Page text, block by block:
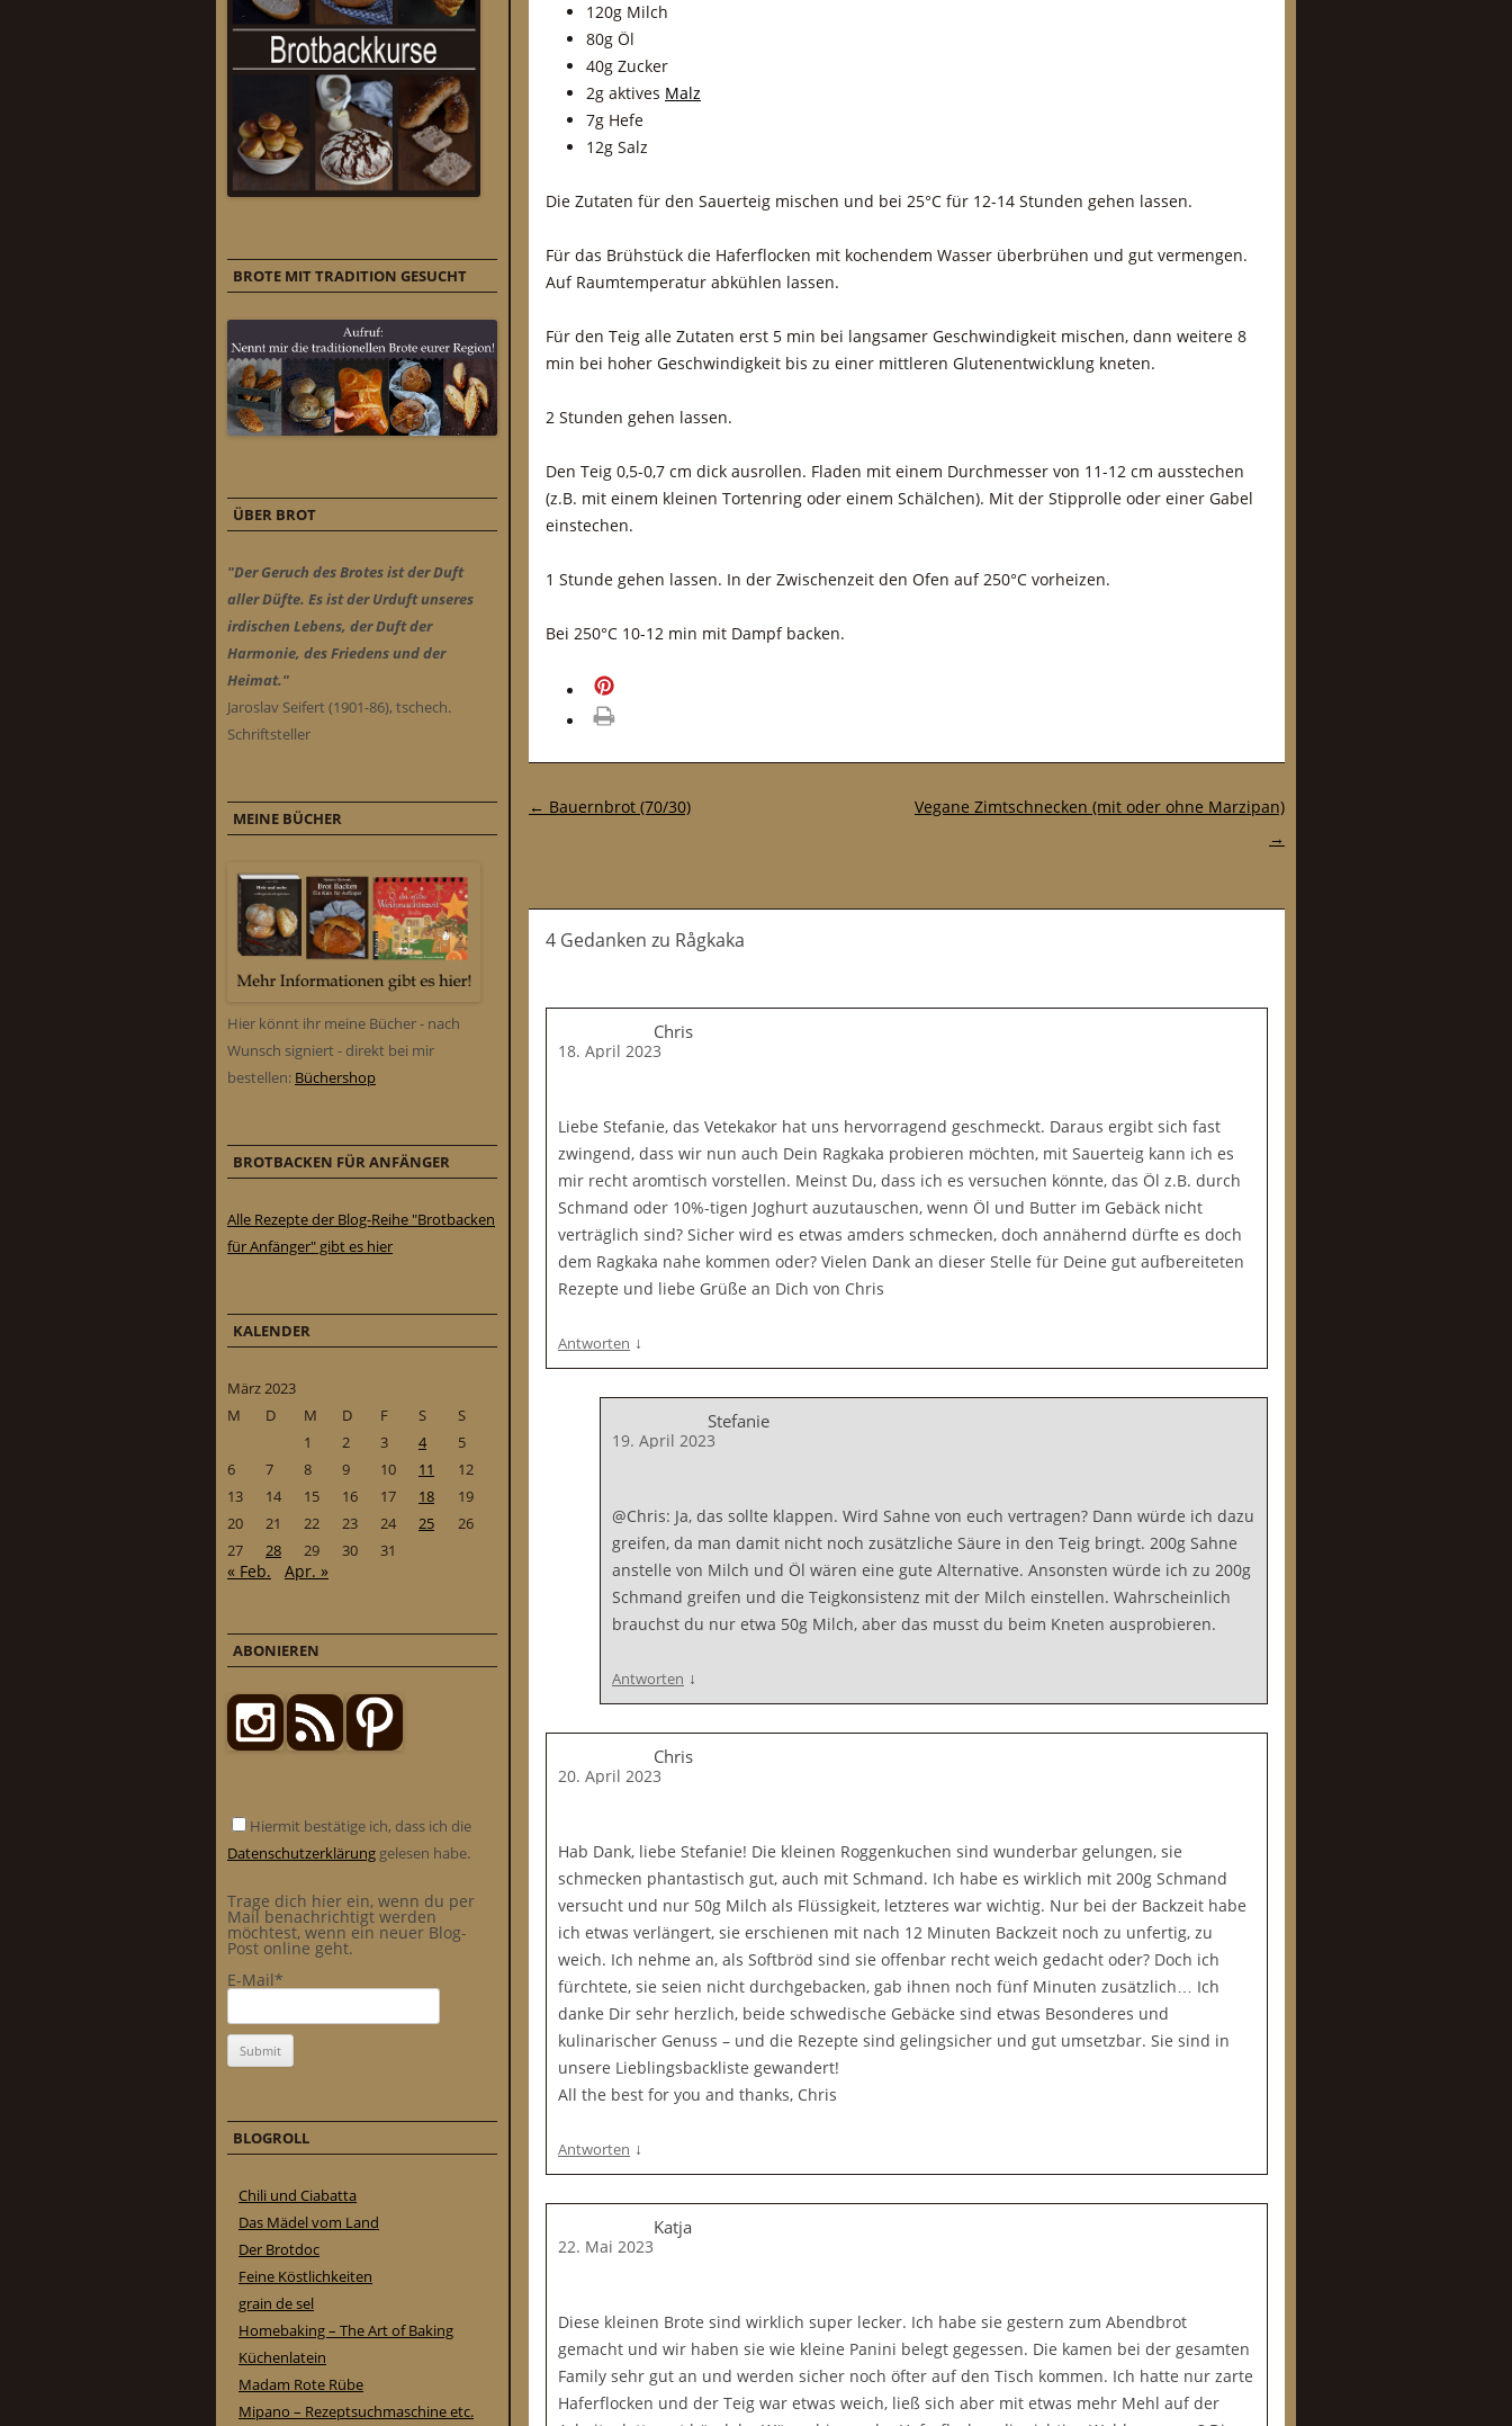
120g Milch
80g Öl
40g Zucker
2g aktives Malz
7g Hefe
12g Salz
Die Zutaten für den Sauerteig mischen und bei 25°C für 12-14 Stunden gehen lassen.
Für das Brühstück die Haferflocken mit kochendem Wasser überbrühen und gut vermengen.
Auf Raumtemperatur abkühlen lassen.
Für den Teig alle Zutaten erst 5 min bei langsamer Geschwindigkeit mischen, dann weitere 8
min bei hoher Geschwindigkeit bis zu einer mittleren Glutenentwicklung kneten.
2 Stunden gehen lassen.
Den Teig 0,5-0,7 cm dick ausrollen. Fladen mit einem Durchmesser von 11-12 cm ausstechen
(z.B. mit einem kleinen Tortenring oder einem Schälchen). Mit der Stipprolle oder einer Gabel
einstechen.
1 Stunde gehen lassen. In der Zwischenzeit den Ofen auf 250°C vorheizen.
Bei 250°C 10-12 min mit Dampf backen.
Post-Navigation
← Bauernbrot (70/30)
Vegane Zimtschnecken (mit oder ohne Marzipan)
→
4 Gedanken zu Rågkaka
Chris
18. April 2023
Liebe Stefanie, das Vetekakor hat uns hervorragend geschmeckt. Daraus ergibt sich fast
zwingend, dass wir nun auch Dein Ragkaka probieren möchten, mit Sauerteig kann ich es
mir recht aromtisch vorstellen. Meinst Du, dass ich es versuchen könnte, das Öl z.B. durch
Schmand oder 10%-tigen Joghurt auzutauschen, wenn Öl und Butter im Gebäck nicht
verträglich sind? Sicher wird es etwas amders schmecken, doch annähernd dürfte es doch
dem Ragkaka nahe kommen oder? Vielen Dank an dieser Stelle für Deine gut aufbereiteten
Rezepte und liebe Grüße an Dich von Chris
Antworten ↓
Stefanie
19. April 2023
@Chris: Ja, das sollte klappen. Wird Sahne von euch vertragen? Dann würde ich dazu
greifen, da man damit nicht noch zusätzliche Säure in den Teig bringt. 200g Sahne
anstelle von Milch und Öl wären eine gute Alternative. Ansonsten würde ich zu 200g
Schmand greifen und die Teigkonsistenz mit der Milch einstellen. Wahrscheinlich
brauchst du nur etwa 50g Milch, aber das musst du beim Kneten ausprobieren.
Antworten ↓
Chris
20. April 2023
Hab Dank, liebe Stefanie! Die kleinen Roggenkuchen sind wunderbar gelungen, sie
schmecken phantastisch gut, auch mit Schmand. Ich habe es wirklich mit 200g Schmand
versucht und nur 50g Milch als Flüssigkeit, letzteres war wichtig. Nur bei der Backzeit habe
ich etwas verlängert, sie erschienen mit nach 12 Minuten Backzeit noch zu unfertig, zu
weich. Ich nehme an, als Softbröd sind sie offenbar recht weich gedacht oder? Doch ich
fürchtete, sie seien nicht durchgebacken, gab ihnen noch fünf Minuten zusätzlich… Ich
danke Dir sehr herzlich, beide schwedische Gebäcke sind etwas Besonderes und
kulinarischer Genuss – und die Rezepte sind gelingsicher und gut umsetzbar. Sie sind in
unsere Lieblingsbackliste gewandert!
All the best for you and thanks, Chris
Antworten ↓
Katja
22. Mai 2023
Diese kleinen Brote sind wirklich super lecker. Ich habe sie gestern zum Abendbrot
gemacht und wir haben sie wie kleine Panini belegt gegessen. Die kamen bei der gesamten
Family sehr gut an und werden sicher noch öfter auf den Tisch kommen. Ich hatte nur zarte
Haferflocken und der Teig war etwas weich, ließ sich aber mit etwas mehr Mehl auf der
BROTE MIT TRADITION GESUCHT
ÜBER BROT
"Der Geruch des Brotes ist der Duft
aller Düfte. Es ist der Urduft unseres
irdischen Lebens, der Duft der
Harmonie, des Friedens und der
Heimat."
Jaroslav Seifert (1901-86), tschech.
Schriftsteller
MEINE BÜCHER
Hier könnt ihr meine Bücher - nach
Wunsch signiert - direkt bei mir
bestellen: Büchershop
BROTBACKEN FÜR ANFÄNGER
Alle Rezepte der Blog-Reihe "Brotbacken
für Anfänger" gibt es hier
KALENDER
März 2023
M
D M D F S
S
1
2 3 4
5
6
7 8 9 10 11
12
13
14 15 16 17 18
19
20
21 22 23 24 25
26
27
28 29 30 31
« Feb. Apr. »
ABONIEREN
Hiermit bestätige ich, dass ich die
Datenschutzerklärung gelesen habe.
Trage dich hier ein, wenn du per
Mail benachrichtigt werden
möchtest, wenn ein neuer Blog-
Post online geht.
E-Mail*
BLOGROLL
Chili und Ciabatta
Das Mädel vom Land
Der Brotdoc
Feine Köstlichkeiten
grain de sel
Homebaking – The Art of Baking
Küchenlatein
Madam Rote Rübe
Mipano – Rezeptsuchmaschine etc.